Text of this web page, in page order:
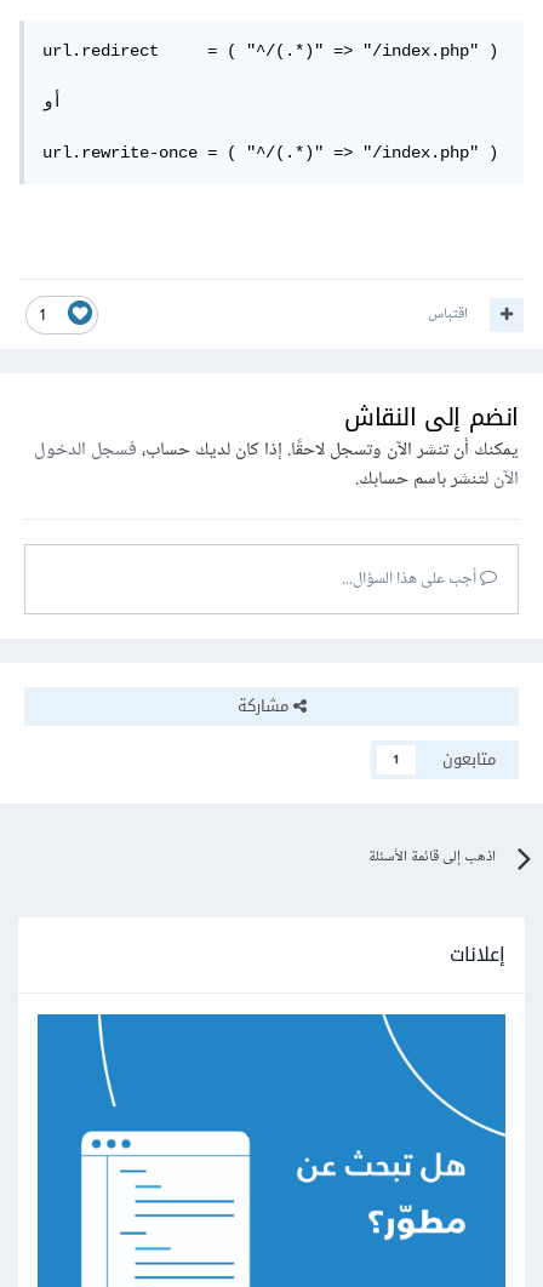
url.redirect     = ( "^/(.*)" => "/index.php" )
أو
url.rewrite-once = ( "^/(.*)" => "/index.php" )
1 اقتباس
انضم إلى النقاش
يمكنك أن تنشر الآن وتسجل لاحقًا. إذا كان لديك حساب،فسجل الدخول
الآنلتنشر باسم حسابك.
أجب على هذا السؤال...
مشاركة
متابعون
1
اذهب إلى قائمة الأسئلة
إعلانات